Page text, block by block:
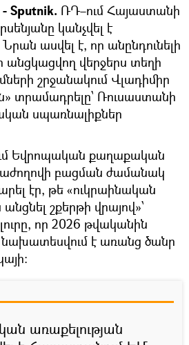
Sputnik. ՌԴ–ում Հայաստանի
կանչվել է
ասվել է, որ անընդունելի
անցկացվող վերջերս տեղի
շրջանակում Վլադիմիր
տրամադրելը՝ Ռուսաստանի
սպառնալիքներ
Եվրոպական քաղաքական
բացման ժամանակ
էր, թե «ուկրաինական
շքերթի վրայով»՝
որ 2026 թվականին
նախատեսվում է առանց ծանր
առաքելության